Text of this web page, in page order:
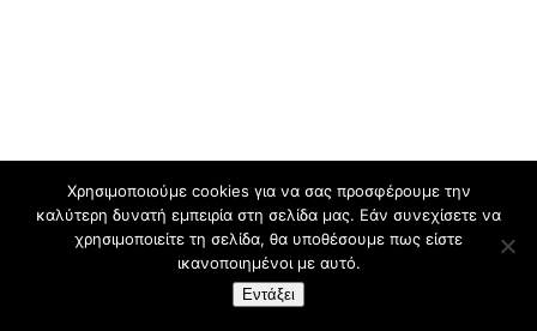
Χρησιμοποιούμε cookies για να σας προσφέρουμε την
καλύτερη δυνατή εμπειρία στη σελίδα μας. Εάν συνεχίσετε να
χρησιμοποιείτε τη σελίδα, θα υποθέσουμε πως είστε
ικανοποιημένοι με αυτό.
Εντάξει